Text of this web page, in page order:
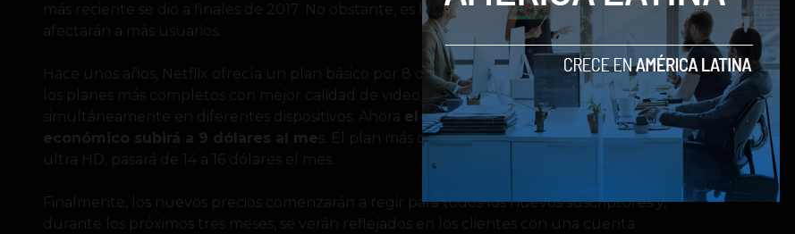
más reciente se dio a finales de 2017. No obstante, es la primera vez que los precios
afectarán a más usuarios.
Hace unos años, Netflix ofrecía un plan básico por 8 dólares al mes y subía sus tarifas en
los planes más completos con mejor calidad de video y opciones para hacer streaming
simultáneamente en diferentes dispositivos. Ahora el valor para el plan más
económico subirá a 9 dólares al mes. El plan más completo, que ofrece una calidad
ultra HD, pasará de 14 a 16 dólares el mes.
Finalmente, los nuevos precios comenzarán a regir para todos los nuevos suscriptores y,
durante los próximos tres meses, se verán reflejados en los clientes con una cuenta